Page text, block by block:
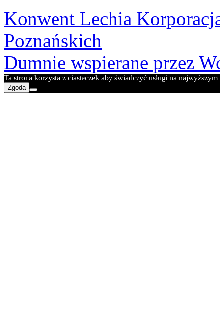
Konwent Lechia
Poznańskich
Dumnie wspierane przez
Ta strona korzysta z ciasteczek aby świadczyć usługi na
Zgoda